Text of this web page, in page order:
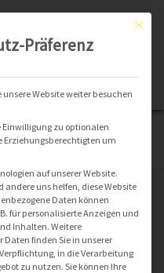
No Thanks INSTALL
Mit
Präferenz
Website weiter besuchen
Einwilligung zu optionalen
Erziehungsberechtigten um
auf unserer Website.
andere uns helfen, diese Website
Daten können
für personalisierte Anzeigen und
Inhalten. Weitere
finden Sie in unserer
in die Verarbeitung
zu nutzen. Sie können Ihre